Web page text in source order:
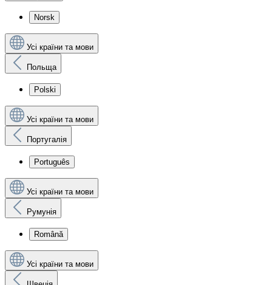
Norsk
Усі країни та мови
Польща
Polski
Усі країни та мови
Португалія
Português
Усі країни та мови
Румунія
Română
Усі країни та мови